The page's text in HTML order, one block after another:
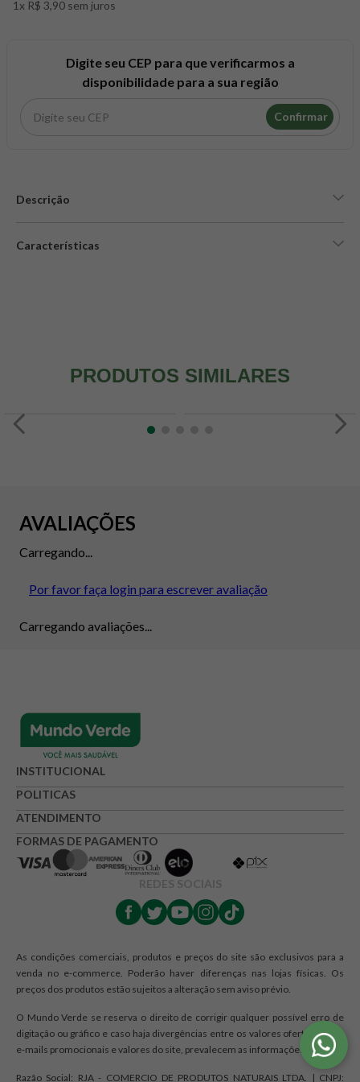
1x R$ 3,90 sem juros
Digite seu CEP para que verificarmos a
disponibilidade para a sua região
Confirmar
Descrição
Características
PRODUTOS SIMILARES
AVALIAÇÕES
Carregando...
Por favor faça login para escrever avaliação
Carregando avaliações...
INSTITUCIONAL
POLITICAS
ATENDIMENTO
FORMAS DE PAGAMENTO
REDES SOCIAIS
As condições comerciais, produtos e preços do site são exclusivos para a
venda no e-commerce. Poderão haver diferenças nas lojas físicas. Os
preços dos produtos estão sujeitos a alteração sem aviso prévio.
O Mundo Verde se reserva o direito de corrigir qualquer possível erro de
digitação ou gráfico e caso haja divergências entre os valores ofertados nos
e-mails promocionais e valores do site, prevalecem as informações do site.
Razão Social: RJA - COMERCIO DE PRODUTOS NATURAIS LTDA. | CNPJ:
8º snack proteico mundo verde
creatina mundo verde